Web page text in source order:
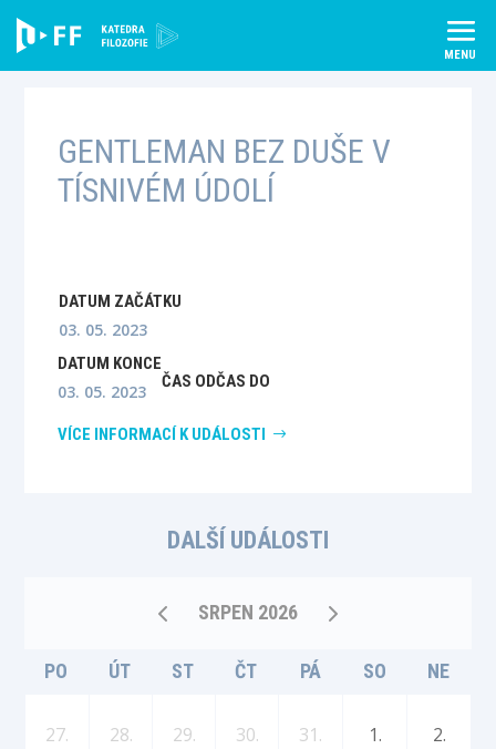
content
GENTLEMAN BEZ DUŠE V
TÍSNIVÉM ÚDOLÍ
DATUM ZAČÁTKU
03. 05. 2023
DATUM KONCE
03. 05. 2023 ČAS ODČAS DO
VÍCE INFORMACÍ K UDÁLOSTI
DALŠÍ UDÁLOSTI
SRPEN 2026
PO ÚT ST ČT PÁ SO NE
27. 28. 29. 30. 31. 1. 2.